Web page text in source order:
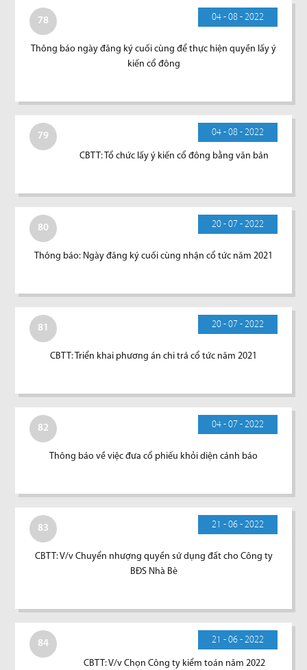
78 04 - 08 - 2022
Thông báo ngày đăng ký cuối cùng để thực hiện quyền lấy ý
kiến cổ đông
79 04 - 08 - 2022
CBTT: Tổ chức lấy ý kiến cổ đông bằng văn bản
80 20 - 07 - 2022
Thông báo: Ngày đăng ký cuối cùng nhận cổ tức năm 2021
81 20 - 07 - 2022
CBTT: Triển khai phương án chi trả cổ tức năm 2021
82 04 - 07 - 2022
Thông báo về việc đưa cổ phiếu khỏi diện cảnh báo
83 21 - 06 - 2022
CBTT: V/v Chuyển nhượng quyền sử dụng đất cho Công ty
BĐS Nhà Bè
84 21 - 06 - 2022
CBTT: V/v Chọn Công ty kiểm toán năm 2022